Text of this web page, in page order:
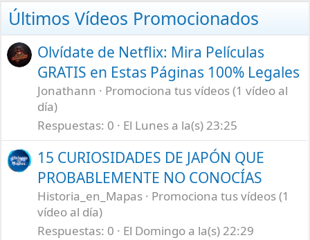
Últimos Vídeos Promocionados
Olvídate de Netflix: Mira Películas
GRATIS en Estas Páginas 100% Legales
Jonathann
Promociona tus vídeos (1 vídeo al
día)
Respuestas 0 El Lunes a la(s) 23:25
15 CURIOSIDADES DE JAPÓN QUE
PROBABLEMENTE NO CONOCÍAS
Historia_en_Mapas
Promociona tus vídeos (1
vídeo al día)
Respuestas 0 El Domingo a la(s) 22:29